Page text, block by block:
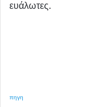
ευάλωτες.
πηγη